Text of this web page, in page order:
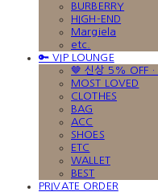
BURBERRY
HIGH-END
Margiela
etc.
🔑 VIP LOUNGE
🤎 신상 5% OFF
MOST LOVED
CLOTHES
BAG
ACC
SHOES
ETC
WALLET
BEST
PRIVATE ORDER